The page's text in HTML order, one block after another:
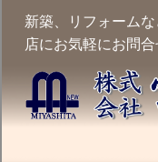
Skip
content
新築、リフォーム
店にお気軽にお問合